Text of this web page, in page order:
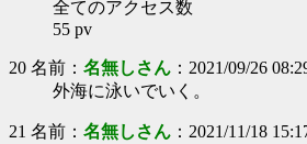
全てのアクセス数
55 pv
20 名前： 名無しさん ：2021/09/26
外海に泳いでいく。
21 名前： 名無しさん ：2021/11/18